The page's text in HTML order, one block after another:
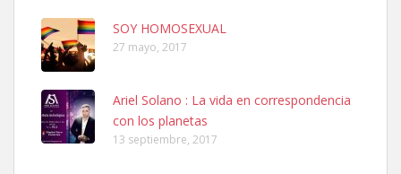
Ninfa perdida
El día 5 se los perdió una ninfa papillera, asustada tiene miedo a la
calle, se perdió por la zon...
SOY HOMOSEXUAL
27 mayo, 2017
Ariel Solano : La vida en correspondencia
con los planetas
13 septiembre, 2017